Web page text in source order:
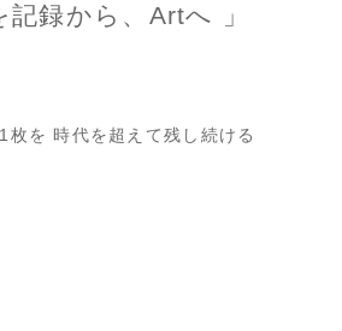
記録から、Artへ 」
枚を 時代を超えて残し続ける